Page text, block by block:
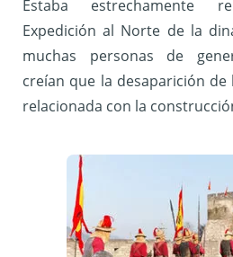
Estaba estrechamente
Expedición al Norte de la
muchas personas de
creían que la desaparición de
relacionada con la